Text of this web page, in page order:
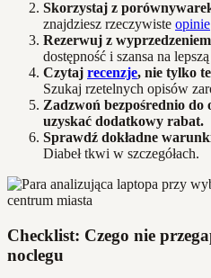
Skorzystaj z
znajdziesz rzeczywiste opinie
Rezerwuj z
dostępność i szansa na
Czytaj recenzje, nie tylko
Szukaj rzetelnych opisów
Zadzwoń bezpośrednio do
uzyskać dodatkowy rabat.
Sprawdź dokładne
Diabeł tkwi w szczegółach.
Checklist: Czego nie
noclegu